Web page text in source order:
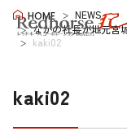
HOME
NEWS
ながの社長が地元宮
kaki02
kaki02